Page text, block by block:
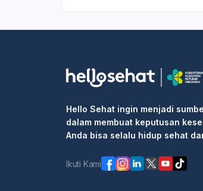
Hello Sehat ingin menjadi
dalam membuat keputusan
Anda bisa selalu hidup sehat
Ikuti Kami